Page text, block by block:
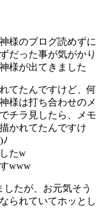
様のブログ読めずに
だった事が気がかり
様が出てきました
てたんですけど、何
様は打ち合わせのメ
チラ見したら、メモ
かれてたんですけ
ﾉ
たw
www
たが、お元気そう
られていてホッとし